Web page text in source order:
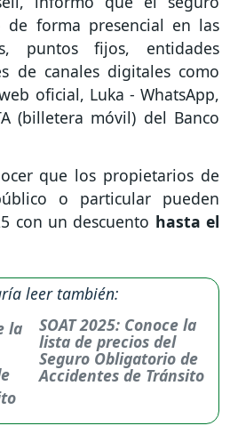
de forma presencial en las
puntos fijos, entidades
de canales digitales como
oficial, Luka - WhatsApp,
(billetera móvil) del Banco
que los propietarios de
o particular pueden
con un descuento hasta el
leer también:
SOAT 2025: Conoce la
lista de precios del
Seguro Obligatorio de
Accidentes de Tránsito